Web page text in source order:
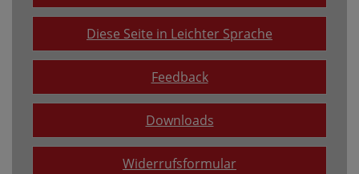
Diese Seite in Leichter Sprache
Feedback
Downloads
Widerrufsformular